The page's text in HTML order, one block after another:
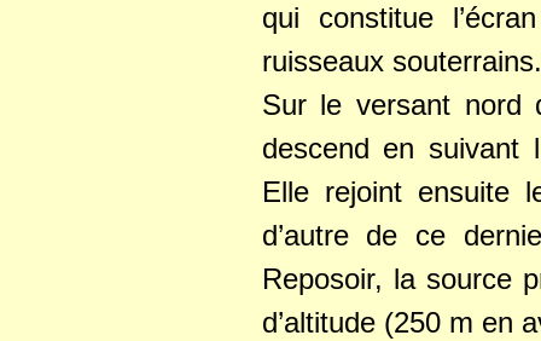
qui constitue
ruisseaux souterrains.
Sur le versant nord
descend en suivant
Elle rejoint ensuite
d’autre de ce
Reposoir, la source
d’altitude (250 m en